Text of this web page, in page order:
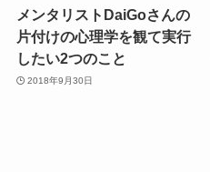
メンタリストDaiGoさんの
片付けの心理学を観て実行
したい2つのこと
2018年9月30日